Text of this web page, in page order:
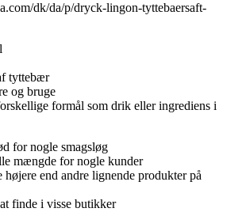
dk/da/p/dryck-lingon-tyttebaersaft-
tyttebær
og bruge
formål som drik eller ingrediens i
for nogle smagsløg
mængde for nogle kunder
end andre lignende produkter på
finde i visse butikker